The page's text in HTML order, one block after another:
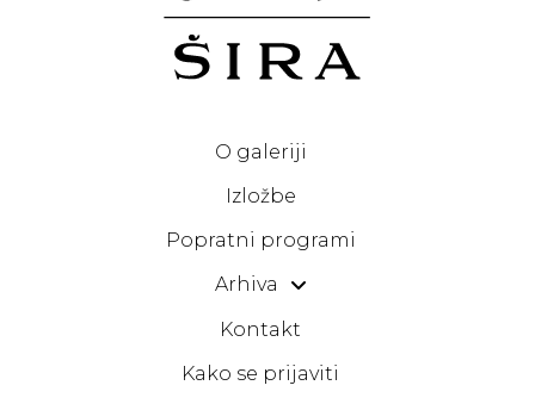
O galeriji
Izložbe
Popratni programi
Arhiva
Kontakt
Kako se prijaviti